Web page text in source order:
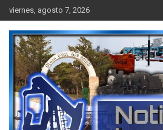
Skip
to
content
viernes, agosto 7, 2026